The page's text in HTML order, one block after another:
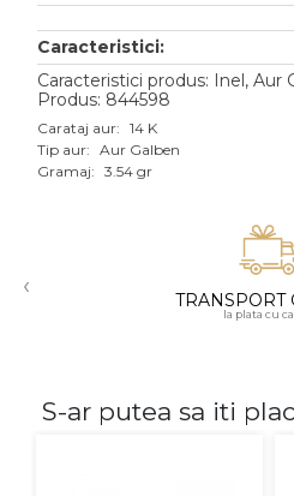
Aur alb
Aur roz
Aur mixt
18K
Caracteristici:
Caracteristici produs: Inel, Aur
Produs: 844598
Carataj aur: 14 K
Tip aur: Aur Galben
Gramaj: 3.54 gr
‹ TRANSPORT
la plata cu
S-ar putea sa iti